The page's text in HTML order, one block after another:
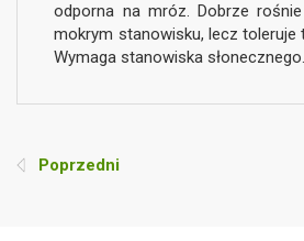
odporna na mróz. Dobrze
mokrym stanowisku, lecz toleruje
Wymaga stanowiska słonecznego.
Poprzedni